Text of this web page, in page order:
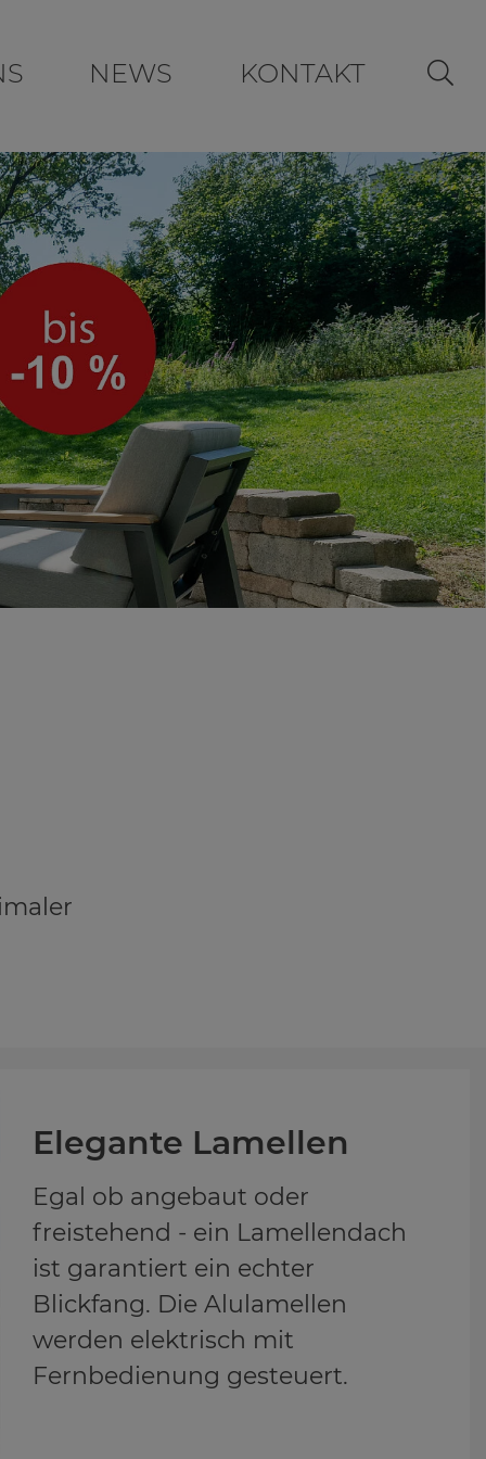
NEWS KONTAKT
Ele­gan­te La­mel­len
Egal ob angebaut oder
freistehend - ein Lamellendach
ist garantiert ein echter
Blickfang. Die Alulamellen
werden elektrisch mit
Fernbedienung gesteuert.